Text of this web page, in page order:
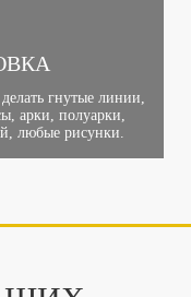
гнутые линии,
арки, полуарки,
любые рисунки.